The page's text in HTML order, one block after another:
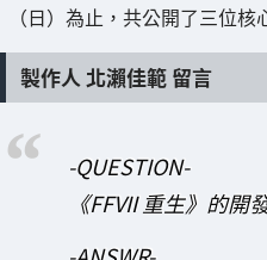
（日）為止，共公開了三位核
製作人 北瀨佳範 留言
-QUESTION-
《FFVII 重生》的開